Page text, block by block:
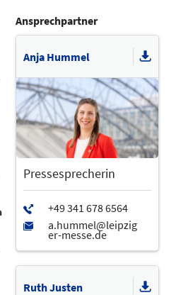
Ansprechpartner
Anja Hummel
Pressesprecherin
Ruth Justen